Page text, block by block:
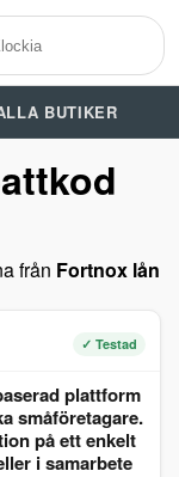
BUTIKER
från Fortnox lån
✓ Testad
plattform
småföretagare.
på ett enkelt
i samarbete